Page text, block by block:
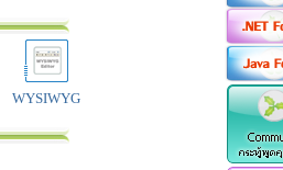
WYSIWYG